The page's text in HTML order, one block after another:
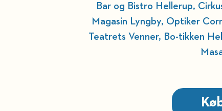
Bar og Bistro Hellerup,
Magasin Lyngby, Optiker
Teatrets Venner, Bo-tikken